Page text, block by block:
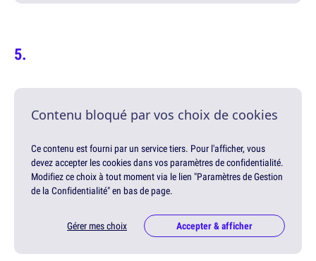
Contenu bloqué par vos choix de cookies
Ce contenu est fourni par un service tiers. Pour l'afficher, vous
devez accepter les cookies dans vos paramètres de confidentialité.
Modifiez ce choix à tout moment via le lien "Paramètres de Gestion
de la Confidentialité" en bas de page.
Gérer mes choix Accepter & afficher